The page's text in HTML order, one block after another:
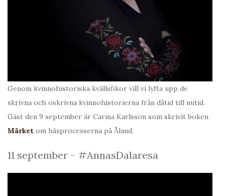
Genom kvinnohistoriska kvällsfikor vill vi lyfta upp de
skrivna och oskrivna kvinnohistorierna från dåtid till nutid.
Gäst den 9 september är Carina Karlsson som skrivit boken
Märket om häxprocesserna på Åland.
11 september – #AnnasDalaresa